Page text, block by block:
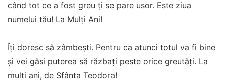
când tot ce a fost greu ți se pare usor. Este ziua
numelui tău! La Mulți Ani!
Îți doresc să zâmbești. Pentru ca atunci totul va fi bine
și vei găsi puterea să răzbați peste orice greutăți. La
multi ani, de Sfânta Teodora!